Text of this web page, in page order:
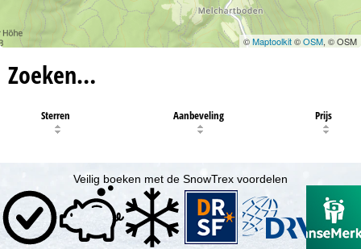
©Maptoolkit©OSM, © OSM
Zoeken…
Sterren Aanbeveling Prijs
Veilig boeken met de SnowTrex voordelen